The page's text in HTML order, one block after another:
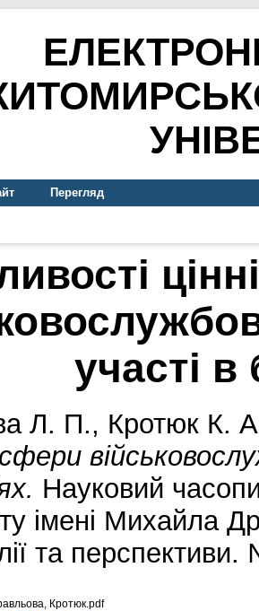
Перегляд
участі в
Л. П., Кротюк К.
Науковий
імені Михайла
та
Кротюк.pdf